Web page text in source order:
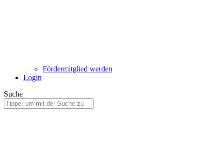
Fördermitglied werden
Login
Suche